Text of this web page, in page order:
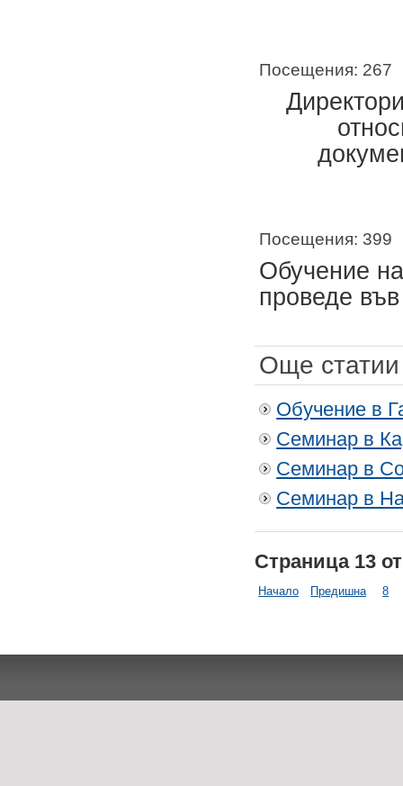
Посещения: 267
Посещения: 399
Обучение
проведе
Още
Обучение в
Семинар в
Семинар в
Семинар в
Страница 13
Начало Предишна 8